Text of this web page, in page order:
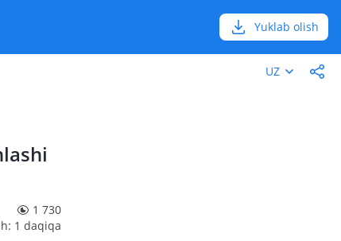
Yuklab olish
UZ
1 730
1 daqiqa